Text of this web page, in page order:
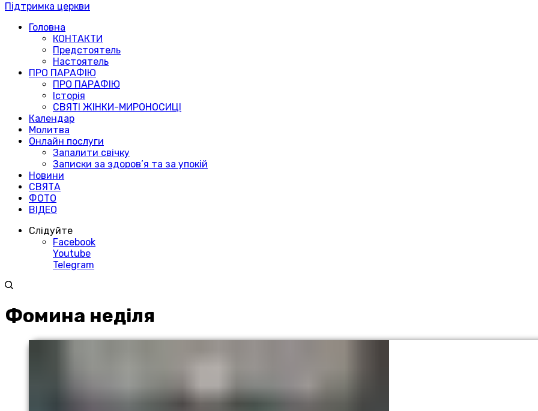
Підтримка церкви
Головна
КОНТАКТИ
Предстоятель
Настоятель
ПРО ПАРАФІЮ
ПРО ПАРАФІЮ
Історія
СВЯТІ ЖІНКИ-МИРОНОСИЦІ
Календар
Молитва
Онлайн послуги
Запалити свічку
Записки за здоров’я та за упокій
Новини
СВЯТА
ФОТО
ВІДЕО
Слідуйте
Facebook
Youtube
Telegram
Фомина неділя